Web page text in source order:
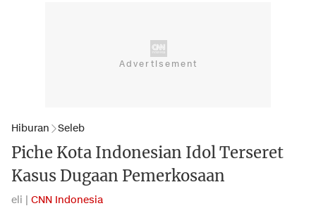
Hiburan Seleb
Piche Kota Indonesian Idol Terseret
Kasus Dugaan Pemerkosaan
eli | CNN Indonesia